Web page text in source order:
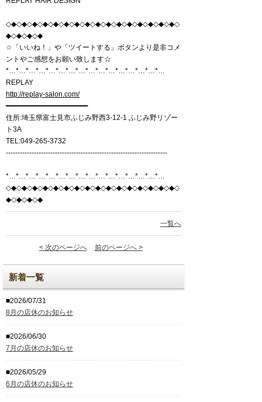
◇◆◇◆◇◆◇◆◇◆◇◆◇◆◇◆◇◆◇◆◇◆◇◆◇◆◇◆◇◆◇◆◇
◆◇◆◇◆◇◆
☆「いいね！」や「ツイートする」ボタンより是非コメ
ントやご感想をお願い致します☆
*…*…*…*…*…*…*…*…*…*…*…*…*…*…*…*…
REPLAY
http://replay-salon.com/
━━━━━━━━━━━━━━━━━━━━
住所:埼玉県富士見市ふじみ野西3-12-1 ふじみ野リゾー
ト3A
TEL:049-265-3732
---------------------------------------------------------------------
*…*…*…*…*…*…*…*…*…*…*…*…*…*…*…*…
◇◆◇◆◇◆◇◆◇◆◇◆◇◆◇◆◇◆◇◆◇◆◇◆◇◆◇◆◇◆◇◆◇
◆◇◆◇◆◇◆
一覧へ
< 次のページへ 前のページへ >
新着一覧
■2026/07/31
8月の店休のお知らせ
■2026/06/30
7月の店休のお知らせ
■2026/05/29
6月の店休のお知らせ